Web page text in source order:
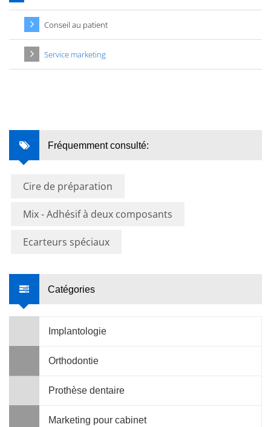
Conseil au patient
Service marketing
Fréquemment consulté:
Cire de préparation
Mix - Adhésif à deux composants
Ecarteurs spéciaux
Catégories
Implantologie
Orthodontie
Prothèse dentaire
Marketing pour cabinet